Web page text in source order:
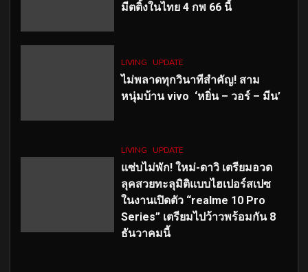
มีตติ้งในไทย 4 กพ 66 นี้
LIVING UPDATE
ไม่พลาดทุกวินาทีสำคัญ! สาม
หนุ่มบ้าน vivo ‘หยิ่น – วอร์ – มีน’
LIVING UPDATE
แซ่บไม่พัก! ใหม่-ดาวิ เตรียมอวด
ลุคสวยทะลุมิติแบบไฮเปอร์สเปซ
ในงานเปิดตัว “realme 10 Pro
Series” เตรียมไปว้าวพร้อมกัน 8
ธันวาคมนี้